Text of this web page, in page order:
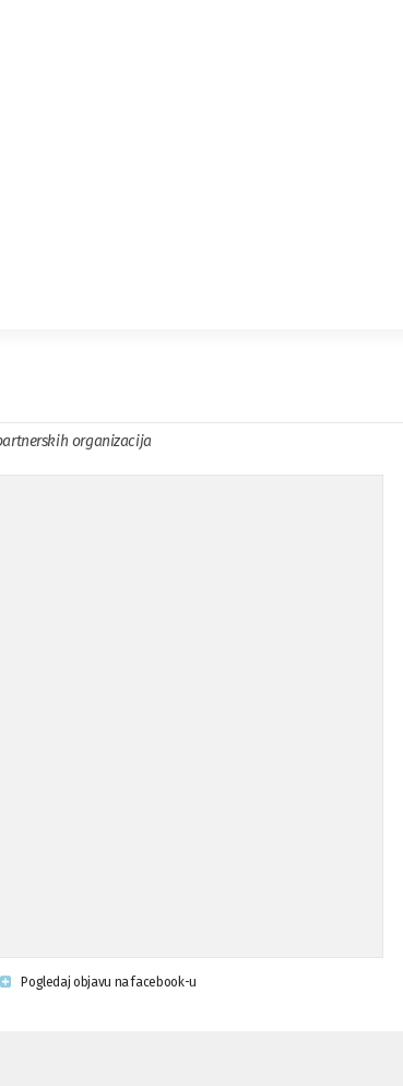
organizacija
Pogledaj objavu na facebook-u